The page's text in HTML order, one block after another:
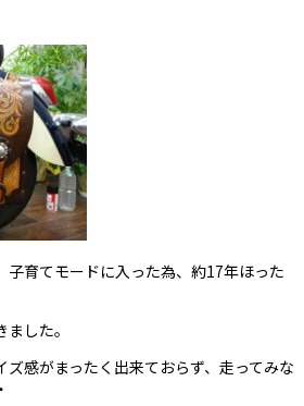
子育てモードに入った為、約17年ほった
した。
感がまったく出来ておらず、走ってみな